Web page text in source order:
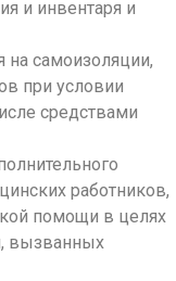
и инвентаря и
самоизоляции,
при условии
средствами
работников,
помощи в целях
вызванных